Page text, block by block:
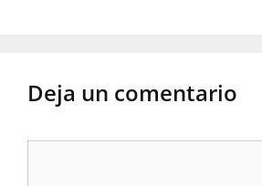
Deja un comentario